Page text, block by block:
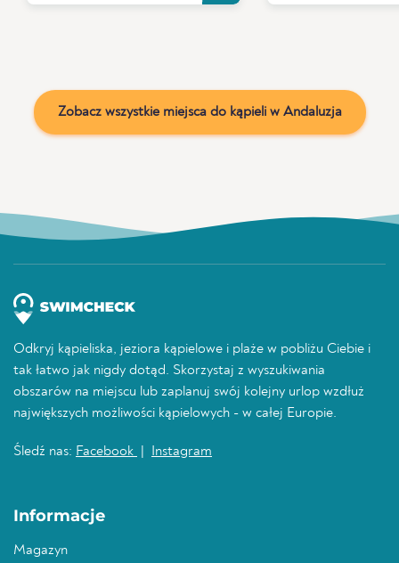
Zobacz wszystkie miejsca do kąpieli w Andaluzja
Odkryj kąpieliska, jeziora kąpielowe i plaże w pobliżu Ciebie i
tak łatwo jak nigdy dotąd. Skorzystaj z wyszukiwania
obszarów na miejscu lub zaplanuj swój kolejny urlop wzdłuż
największych możliwości kąpielowych - w całej Europie.
Śledź nas: Facebook Instagram
Informacje
Magazyn